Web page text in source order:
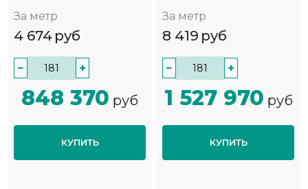
За метр
4 674 руб
− +
848 370 руб
КУПИТЬ
За метр
8 419 руб
− +
1 527 970 руб
КУПИТЬ